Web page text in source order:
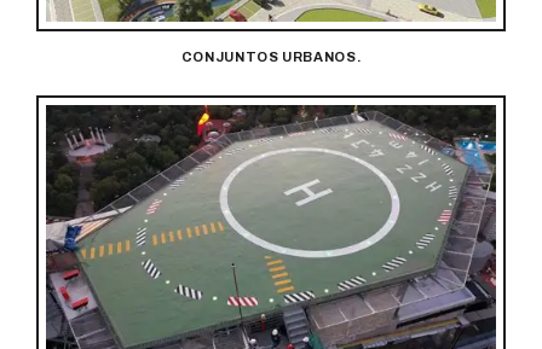
CONJUNTOS URBANOS.